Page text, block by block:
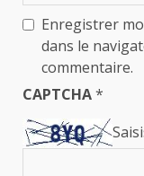
Enregistrer
dans le
commentaire.
CAPTCHA*